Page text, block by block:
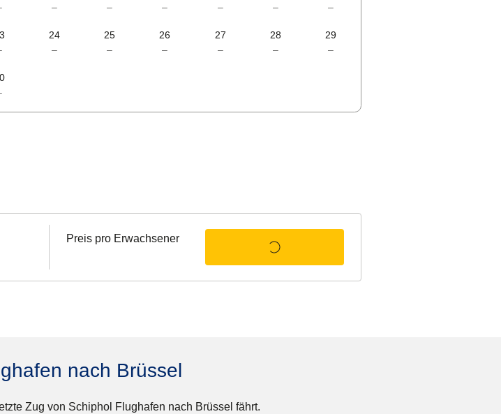
–
–
–
–
–
–
24
–
25
–
26
–
27
–
28
–
29
–
Preis pro Erwachsener
nach Brüssel
Zug von Schiphol Flughafen nach Brüssel fährt.